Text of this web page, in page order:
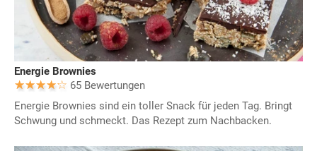
Energie Brownies
65 Bewertungen
Energie Brownies sind ein toller Snack für jeden Tag. Bringt
Schwung und schmeckt. Das Rezept zum Nachbacken.